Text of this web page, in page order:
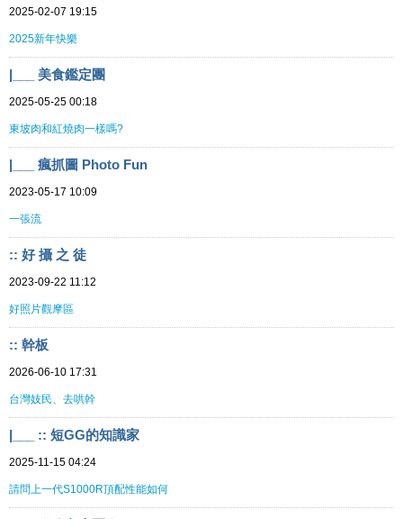
2025-02-07 19:15
2025新年快樂
|___ 美食鑑定團
2025-05-25 00:18
東坡肉和紅燒肉一樣嗎?
|___ 瘋抓圖 Photo Fun
2023-05-17 10:09
一張流
:: 好 攝 之 徒
2023-09-22 11:12
好照片觀摩區
:: 幹板
2026-06-10 17:31
台灣妓民、去哄幹
|___ :: 短GG的知識家
2025-11-15 04:24
請問上一代S1000R頂配性能如何